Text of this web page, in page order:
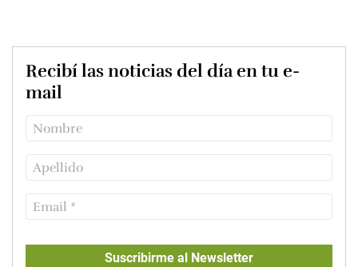
Recibí las noticias del día en tu e-
mail
Suscribirme al Newsletter